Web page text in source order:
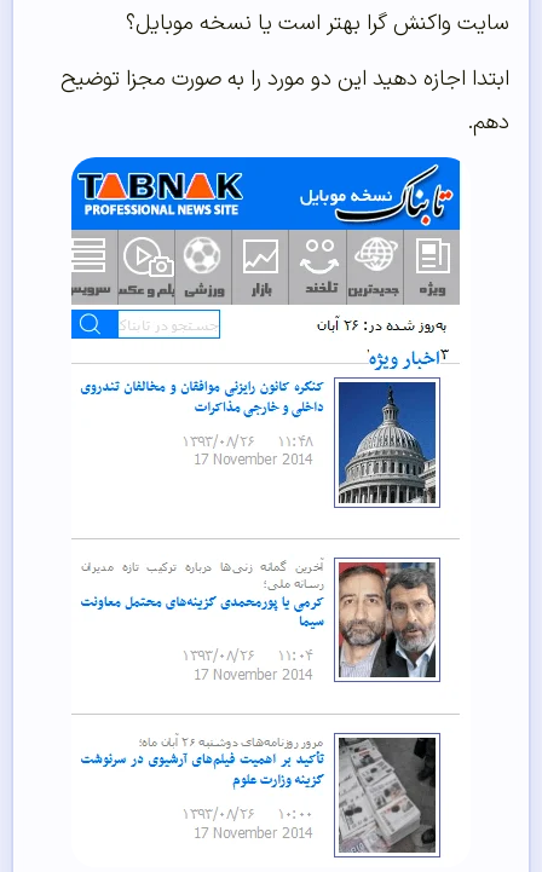
واکنش گرا بهتر است یا نسخه موبایل؟
اجازه دهید این دو مورد را به صورت مجزا توضیح